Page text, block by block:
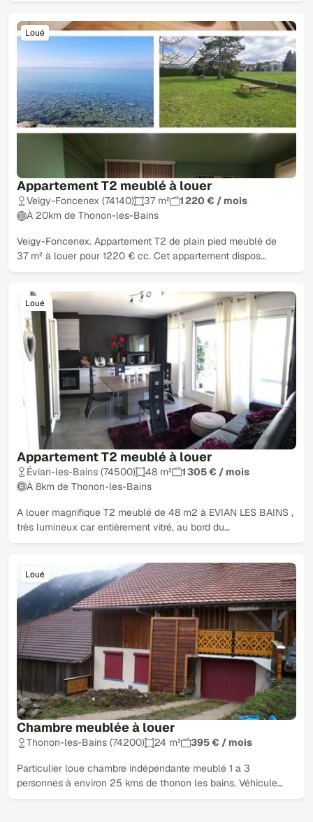
Appartement T2 meublé à louer
Loué
Veigy-Foncenex (74140) 37 m²
1 220 € / mois
À 20km de Thonon-les-Bains
Veigy-Foncenex. Appartement T2 de plain pied meublé de
37 m² à louer pour 1220 € cc. Cet appartement dispos…
Appartement T2 meublé à louer
Loué
Évian-les-Bains (74500) 48 m²
1 305 € / mois
À 8km de Thonon-les-Bains
A louer magnifique T2 meublé de 48 m2 à EVIAN LES BAINS ,
très lumineux car entièrement vitré, au bord du…
Chambre meublée à louer
Loué
Thonon-les-Bains (74200) 24 m² 395 € / mois
Particulier loue chambre indépendante meublé 1 a 3
personnes à environ 25 kms de thonon les bains. Véhicule…